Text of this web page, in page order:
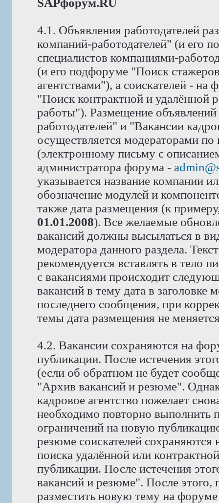
SAPфорум.RU
4.1. Объявления работодателей
компаний-работодателей" (и его
специалистов компаниями-
(и его подфоруме "Поиск
агентствами"), а соискателей -
"Поиск контрактной и удалённой
работы"). Размещение
работодателей" и "Вакансии
осуществляется модераторами
(электронному письму с
администратора форума -
указывается название компании
обозначение модулей и
также дата размещения (к
01.01.2008). Все желаемые
вакансий должны высылаться в
модератора данного раздела.
рекомендуется вставлять в тело
с вакансиями происходит
вакансий в тему дата в заголовке
последнего сообщения, при
темы дата размещения не
4.2. Вакансии сохраняются на
публикации. После истечения
(если об обратном не будет
"Архив вакансий и резюме".
кадровое агентство пожелает
необходимо повторно выполнить
ограничений на новую
резюме соискателей
поиска удалённой или
публикации. После истечения
вакансий и резюме". После этого,
разместить новую тему на